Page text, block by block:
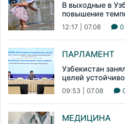
В выходные в
повышение
12:17 | 07.08 0
ПАРЛАМЕНТ
Узбекистан
целей
09:53 | 07.08
МЕДИЦИНА